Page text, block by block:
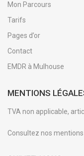
Mon Parcours
Tarifs
Pages d’or
Contact
EMDR à Mulhouse
MENTIONS
TVA non applicable,
Consultez nos mentions